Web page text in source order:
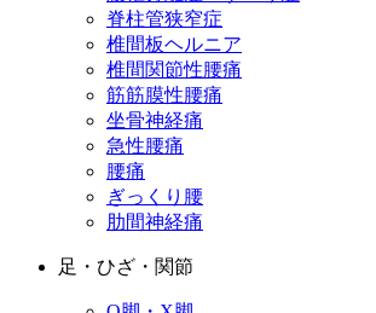
脊柱管狭窄症
椎間板ヘルニア
椎間関節性腰痛
筋筋膜性腰痛
坐骨神経痛
急性腰痛
腰痛
ぎっくり腰
肋間神経痛
足・ひざ・関節